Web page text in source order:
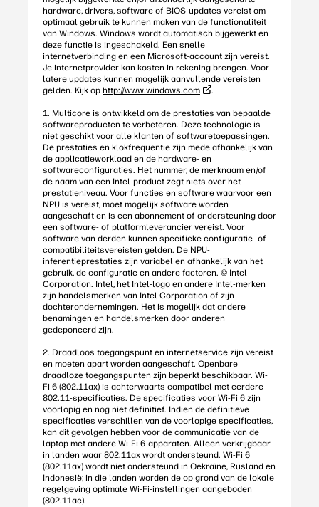
hardware, drivers, software of BIOS-updates vereist om
optimaal gebruik te kunnen maken van de functionaliteit
van Windows. Windows wordt automatisch bijgewerkt en
deze functie is ingeschakeld. Een snelle
internetverbinding en een Microsoft-account zijn vereist.
Je internetprovider kan kosten in rekening brengen. Voor
latere updates kunnen mogelijk aanvullende vereisten
gelden. Kijk op http://www.windows.com .
1. Multicore is ontwikkeld om de prestaties van bepaalde
softwareproducten te verbeteren. Deze technologie is
niet geschikt voor alle klanten of softwaretoepassingen.
De prestaties en klokfrequentie zijn mede afhankelijk van
de applicatieworkload en de hardware- en
softwareconfiguraties. Het nummer, de merknaam en/of
de naam van een Intel-product zegt niets over het
prestatieniveau. Voor functies en software waarvoor een
NPU is vereist, moet mogelijk software worden
aangeschaft en is een abonnement of ondersteuning door
een software- of platformleverancier vereist. Voor
software van derden kunnen specifieke configuratie- of
compatibiliteitsvereisten gelden. De NPU-
inferentieprestaties zijn variabel en afhankelijk van het
gebruik, de configuratie en andere factoren. © Intel
Corporation. Intel, het Intel-logo en andere Intel-merken
zijn handelsmerken van Intel Corporation of zijn
dochterondernemingen. Het is mogelijk dat andere
benamingen en handelsmerken door anderen
gedeponeerd zijn.
2. Draadloos toegangspunt en internetservice zijn vereist
en moeten apart worden aangeschaft. Openbare
draadloze toegangspunten zijn beperkt beschikbaar. Wi-
Fi 6 (802.11ax) is achterwaarts compatibel met eerdere
802.11-specificaties. De specificaties voor Wi-Fi 6 zijn
voorlopig en nog niet definitief. Indien de definitieve
specificaties verschillen van de voorlopige specificaties,
kan dit gevolgen hebben voor de communicatie van de
laptop met andere Wi-Fi 6-apparaten. Alleen verkrijgbaar
in landen waar 802.11ax wordt ondersteund. Wi-Fi 6
(802.11ax) wordt niet ondersteund in Oekraïne, Rusland en
Indonesië; in die landen worden de op grond van de lokale
regelgeving optimale Wi-Fi-instellingen aangeboden
(802.11ac).